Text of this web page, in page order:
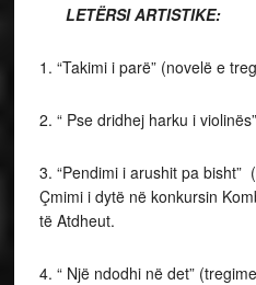
LETËRSI ARTISTIKE:
1. “Takimi i parë” (novelë e
2. “ Pse dridhej harku i
3. “Pendimi i arushit pa bisht”
Çmimi i dytë në konkursin
të Atdheut.
4. “ Një ndodhi në det”